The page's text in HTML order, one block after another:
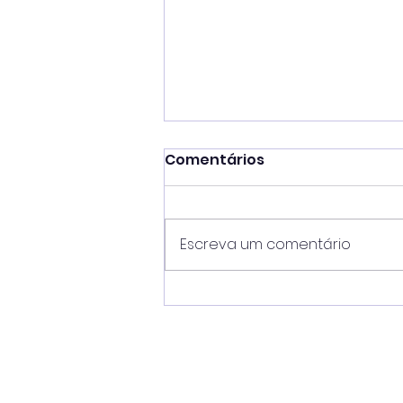
Tarcísio escolhe São
Comentários
Escreva um comentário